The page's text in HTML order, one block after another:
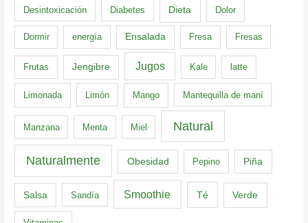
Desintoxicación Diabetes Dieta Dolor
Dormir energía Ensalada Fresa Fresas
Frutas Jengibre Jugos Kale latte
Limonada Limón Mango Mantequilla de maní
Manzana Menta Miel Natural
Naturalmente Obesidad Pepino Piña
Salsa Sandía Smoothie Té Verde